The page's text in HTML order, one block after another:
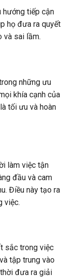
hướng tiếp cận
họ đưa ra quyết
và sai lầm.
những ưu
khía cạnh của
tối ưu và hoàn
làm việc tận
đầu và cam
Điều này tạo ra
việc.
sắc trong việc
tập trung vào
đưa ra giải